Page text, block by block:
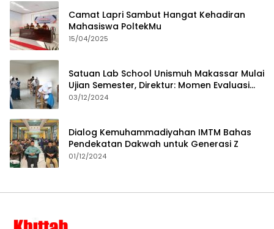
Camat Lapri Sambut Hangat Kehadiran
Mahasiswa PoltekMu
15/04/2025
Satuan Lab School Unismuh Makassar Mulai
Ujian Semester, Direktur: Momen Evaluasi
Proses Pembelajaran
03/12/2024
Dialog Kemuhammadiyahan IMTM Bahas
Pendekatan Dakwah untuk Generasi Z
01/12/2024